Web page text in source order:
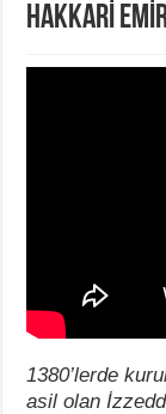
HAKKARİ
1380’lerde
asil olan